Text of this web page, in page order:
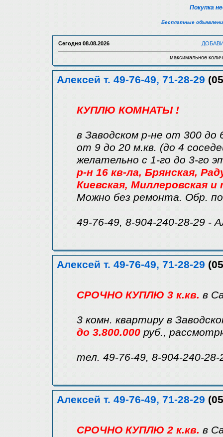
Покупка
Бесплатные
Сегодня 08.08.2026
максимальное
Алексей т. 49-76-49, 71-28-29
КУПЛЮ КОМНАТЫ !
в Заводском р-не от 300 до
от 9 до 20 м.кв. (до 4
желательно с 1-го до 3-го
р-н 16 кв-ла, Брянская,
Киевская, Миллеровская и
Можно без ремонта. Обр.
49-76-49, 8-904-240-28-29 -
Алексей т. 49-76-49, 71-28-29
СРОЧНО КУПЛЮ 3 к.кв. в
3 комн. квартиру в
до 3.800.000 руб.,
тел. 49-76-49, 8-904-240-28-
Алексей т. 49-76-49, 71-28-29
СРОЧНО КУПЛЮ 2 к.кв. в